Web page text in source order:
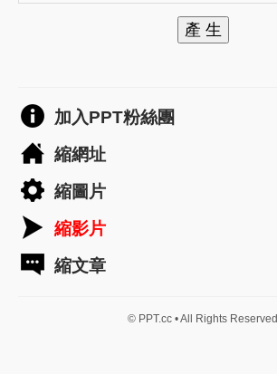
產 生
加入PPT粉絲團
縮網址
縮圖片
縮影片
縮文章
© PPT.cc • All Rights Reserved